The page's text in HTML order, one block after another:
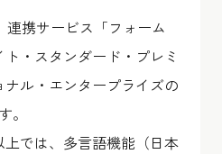
連携サービス「フォーム
・スタンダード・プレミ
ル・エンタープライズの
。
では、多言語機能（日本